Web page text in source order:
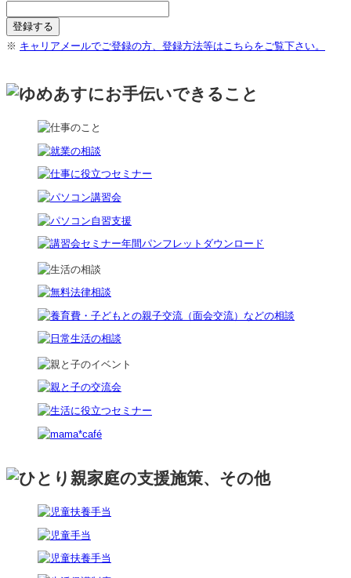
※ キャリアメールでご登録の方、登録方法等はこちらをご覧下さい。